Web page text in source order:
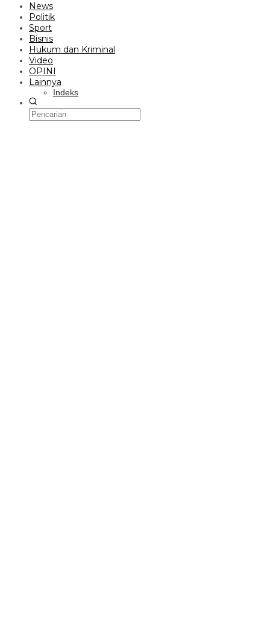
News
Politik
Sport
Bisnis
Hukum dan Kriminal
Video
OPINI
Lainnya
Indeks